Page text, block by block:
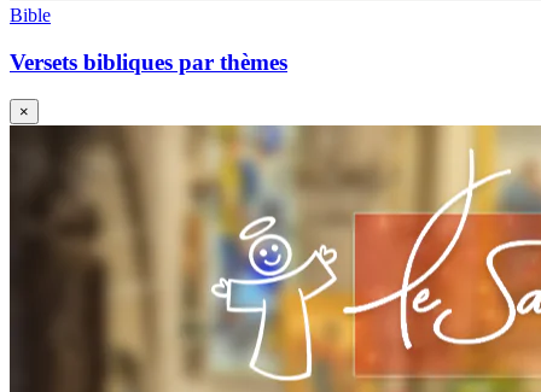
Bible
Versets bibliques par thèmes
×